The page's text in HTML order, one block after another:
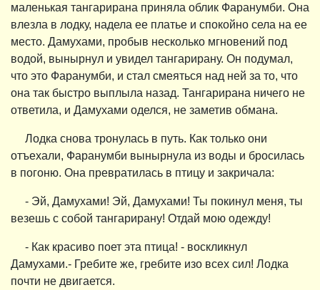
маленькая тангарирана приняла облик Фаранумби. Она
влезла в лодку, надела ее платье и спокойно села на ее
место. Дамухами, пробыв несколько мгновений под
водой, вынырнул и увидел тангарирану. Он подумал,
что это Фаранумби, и стал смеяться над ней за то, что
она так быстро выплыла назад. Тангарирана ничего не
ответила, и Дамухами оделся, не заметив обмана.
Лодка снова тронулась в путь. Как только они
отъехали, Фаранумби вынырнула из воды и бросилась
в погоню. Она превратилась в птицу и закричала:
- Эй, Дамухами! Эй, Дамухами! Ты покинул меня, ты
везешь с собой тангарирану! Отдай мою одежду!
- Как красиво поет эта птица! - воскликнул
Дамухами.- Гребите же, гребите изо всех сил! Лодка
почти не двигается.